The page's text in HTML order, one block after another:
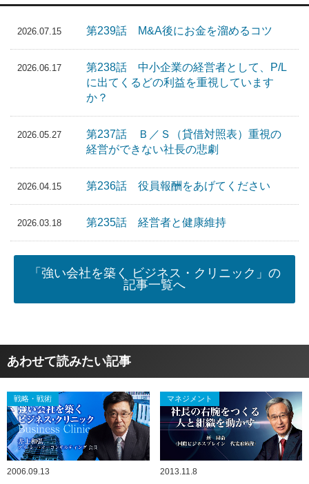
2026.07.15 第239話 M&A後にお金を溜めるコツ
2026.06.17
第238話 中小企業の経営者として、P/L
に出てくるどの利益を重視しています
か？
2026.05.27
第237話 Ｂ／Ｓ（貸借対照表）重視の
経営ができない社長の悲劇
2026.04.15 第236話 役員報酬をあげてください
2026.03.18 第235話 経営者と健康維持
「強い会社を築く ビジネス・クリニック」の
記事一覧へ
あわせて読みたい記事
戦略・戦術
2006.09.13
マネジメント
2013.11.8